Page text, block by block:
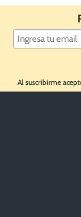
Al suscribirme